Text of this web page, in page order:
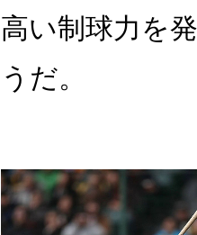
高い制球力を
うだ。